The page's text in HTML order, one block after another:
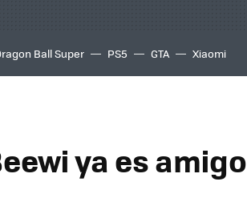
Ball Super PS5 GTA Xiaomi
ya es amigo